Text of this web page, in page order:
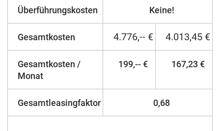
Überführungskosten Keine!
Gesamtkosten 4.776,-- € 4.013,45 €
Gesamtkosten /
Monat
199,-- € 167,23 €
Gesamtleasingfaktor 0,68